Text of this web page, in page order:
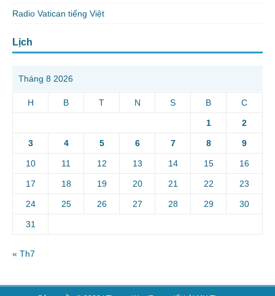
Radio Vatican tiếng Việt
Lịch
Tháng 8 2026
H B T N S B C
1 2
3 4 5 6 7 8 9
10 11 12 13 14 15 16
17 18 19 20 21 22 23
24 25 26 27 28 29 30
31
« Th7